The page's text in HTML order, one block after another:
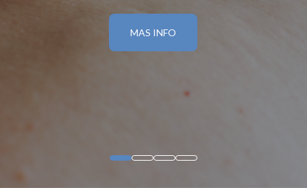
MAS INFO